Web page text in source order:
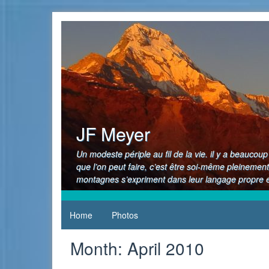
JF Meyer
Un modeste périple au fil de la vie. il y a
que l’on peut faire, c’est être soi-même
montagnes s’expriment dans leur langage propre
Home Photos
Month: April 2010